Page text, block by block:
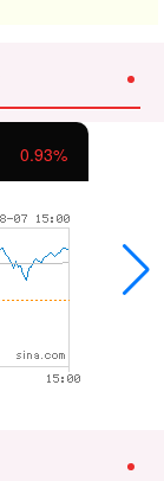
北证50